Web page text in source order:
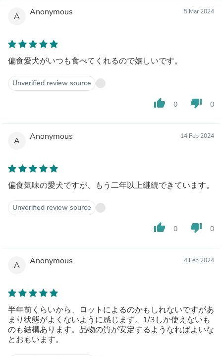
A Anonymous 5 Mar 2024
偏食愛犬がいつも食べてくれるので嬉しいです。
Unverified review source
thumb_up 0 thumb_down 0
A Anonymous 14 Feb 2024
偏食気味の愛犬ですが、もう二年以上継続できています。
Unverified review source
thumb_up 0 thumb_down 0
A Anonymous 4 Feb 2024
半年前くらいから、ロットによるのかもしれないですがあ
まり状態がよくないように感じます。1/3しか使えないも
のも結構あります。品物の質が安定するようなればよいな
とおもいます。